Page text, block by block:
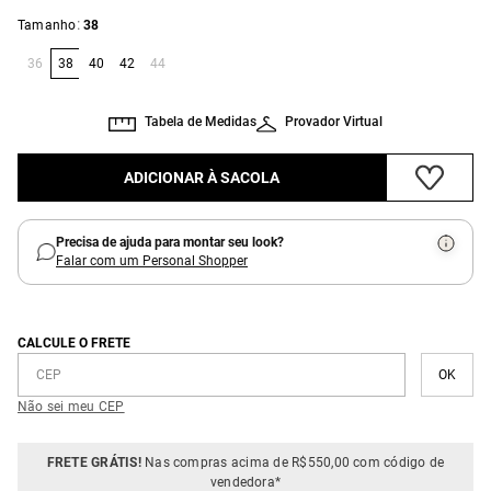
Tamanho: 38
36 38 40 42 44
Provador Virtual
Tabela de Medidas
ADICIONAR À SACOLA
Precisa de ajuda para montar seu look?
Falar com um Personal Shopper
CALCULE O FRETE
Não sei meu CEP
FRETE GRÁTIS!Nas compras acima de R$550,00 com código de
vendedora*